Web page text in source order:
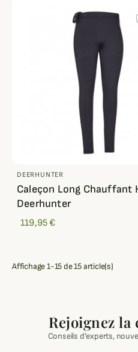
DEERHUNTER
Caleçon Long Chauffant
Deerhunter
119,95 €
Affichage 1-15 de 15 article(s)
Rejoignez
Conseils d'experts,